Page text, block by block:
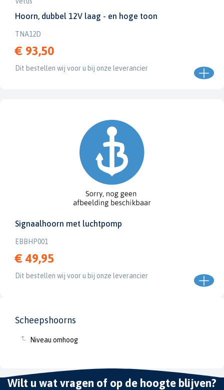
Scheepshoorns
Niveau omhoog
Hoorn, dubbel 12V laag - en hoge toon
TNA12D
€ 93,50
Dit bestellen wij voor u bij onze leverancier
Signaalhoorn met luchtpomp
EBBHP001
€ 49,95
Dit bestellen wij voor u bij onze leverancier
Wilt u wat vragen of op de hoogte blijven?